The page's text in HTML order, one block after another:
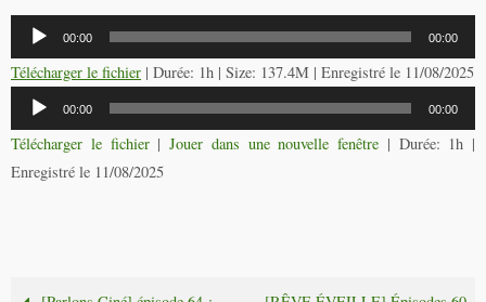
Lecteur
audio
00:00 00:00
Télécharger le fichier | Durée: 1h | Size: 137.4M | Enregistré le 11/08/2025
Lecteur
audio
00:00 00:00
Télécharger le fichier| Jouer dans une nouvelle fenêtre | Durée: 1h |
Enregistré le 11/08/2025